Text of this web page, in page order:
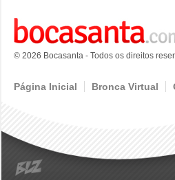
© 2026 Bocasanta - Todos os direitos
Página Inicial Bronca Virtual